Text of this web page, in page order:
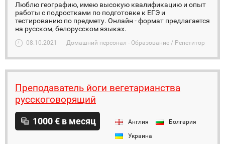
Люблю географию, имею высокую квалификацию и опыт
работы с подростками по подготовке к ЕГЭ и
тестированию по предмету. Онлайн - формат предлагается
на русском, белорусском языках.
08.10.2021 Домашний персонал - Образование / Репетитор
Преподаватель йоги вегетарианства
русскоговорящий
1000 € в месяц Англия
Болгария
Украина